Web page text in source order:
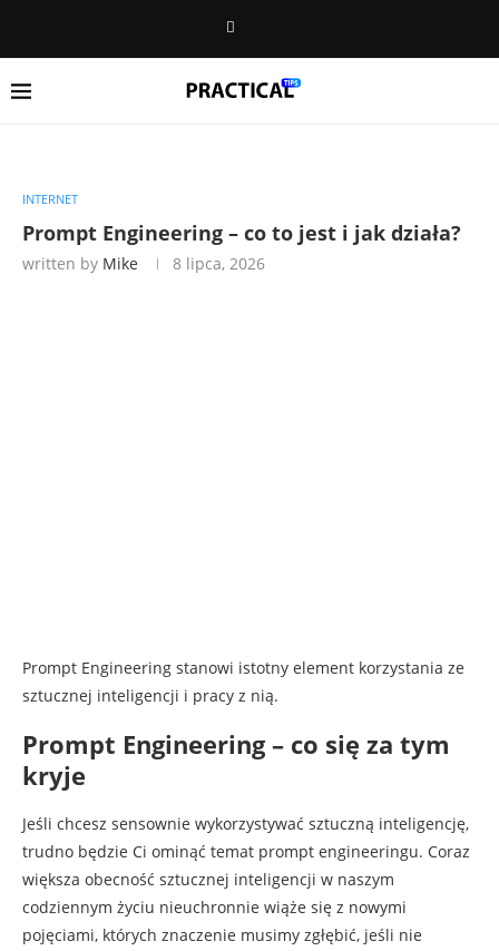
INTERNET
Prompt Engineering – co to jest i jak działa?
written by Mike 8 lipca, 2026
Prompt Engineering stanowi istotny element korzystania ze
sztucznej inteligencji i pracy z nią.
Prompt Engineering – co się za tym
kryje
Jeśli chcesz sensownie wykorzystywać sztuczną inteligencję,
trudno będzie Ci ominąć temat prompt engineeringu. Coraz
większa obecność sztucznej inteligencji w naszym
codziennym życiu nieuchronnie wiąże się z nowymi
pojęciami, których znaczenie musimy zgłębić, jeśli nie